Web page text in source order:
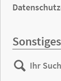
Sonstiges
Ihr
Suchwort
Suchen